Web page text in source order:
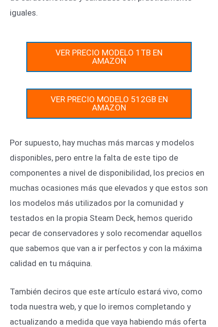
iguales.
VER PRECIO MODELO 1TB EN
AMAZON
VER PRECIO MODELO 512GB EN
AMAZON
Por supuesto, hay muchas más marcas y modelos
disponibles, pero entre la falta de este tipo de
componentes a nivel de disponibilidad, los precios en
muchas ocasiones más que elevados y que estos son
los modelos más utilizados por la comunidad y
testados en la propia Steam Deck, hemos querido
pecar de conservadores y solo recomendar aquellos
que sabemos que van a ir perfectos y con la máxima
calidad en tu máquina.
También deciros que este artículo estará vivo, como
toda nuestra web, y que lo iremos completando y
actualizando a medida que vaya habiendo más oferta